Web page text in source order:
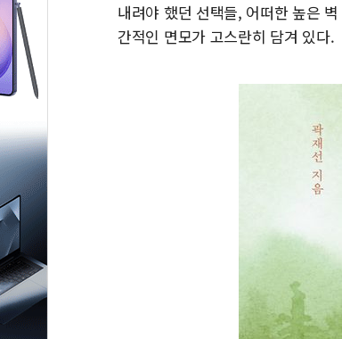
내려야 했던 선택들, 어떠한 높은
간적인 면모가 고스란히 담겨 있다.